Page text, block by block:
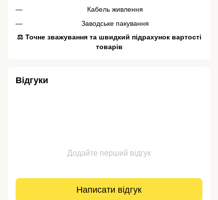
Кабель живлення
Заводське пакування
⚖️ Точне зважування та швидкий підрахунок вартості
товарів
Відгуки
Додайте перший відгук
Написати відгук